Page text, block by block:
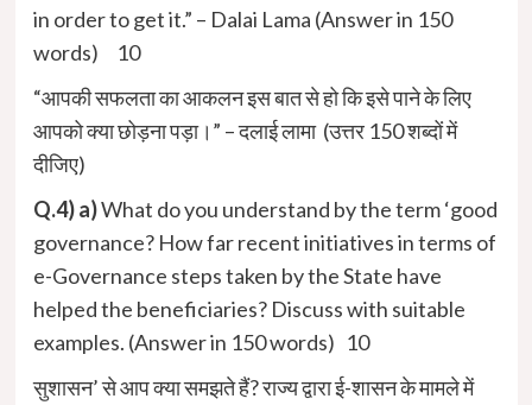
in order to get it.” – Dalai Lama (Answer in 150
words) 10
“आपकी सफलता का आकलन इस बात से हो कि इसे पाने के लिए
आपको क्या छोड़ना पड़ा।” – दलाई लामा (उत्तर 150 शब्दों में
दीजिए)
Q.4) a)What do you understand by the term ‘good
governance? How far recent initiatives in terms of
e-Governance steps taken by the State have
helped the beneficiaries? Discuss with suitable
examples. (Answer in 150 words) 10
सुशासन’ से आप क्या समझते हैं? राज्य द्वारा ई-शासन के मामले में